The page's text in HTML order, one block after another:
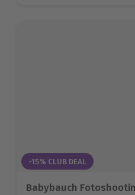
-15% CLUB DEAL
Babybauch